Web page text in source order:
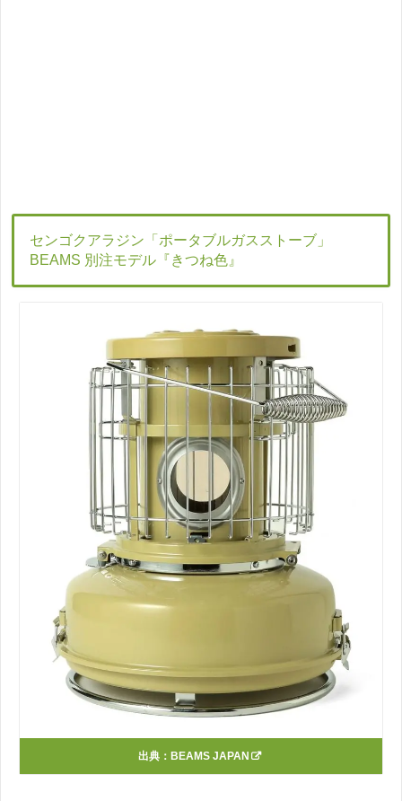
センゴクアラジン「ポータブルガスストーブ」
BEAMS 別注モデル『きつね色』
出典： BEAMS JAPAN